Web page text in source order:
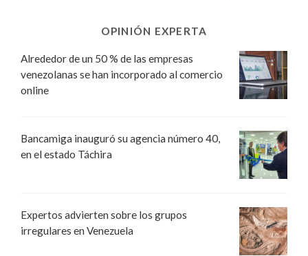
OPINIÓN EXPERTA
Alrededor de un 50 % de las empresas
venezolanas se han incorporado al comercio
online
Bancamiga inauguró su agencia número 40,
en el estado Táchira
Expertos advierten sobre los grupos
irregulares en Venezuela